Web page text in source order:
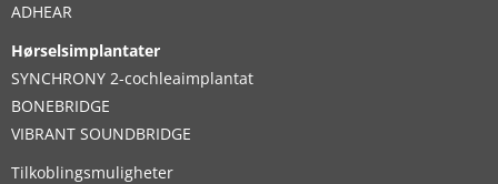
ADHEAR
Hørselsimplantater
SYNCHRONY 2-cochleaimplantat
BONEBRIDGE
VIBRANT SOUNDBRIDGE
Tilkoblingsmuligheter